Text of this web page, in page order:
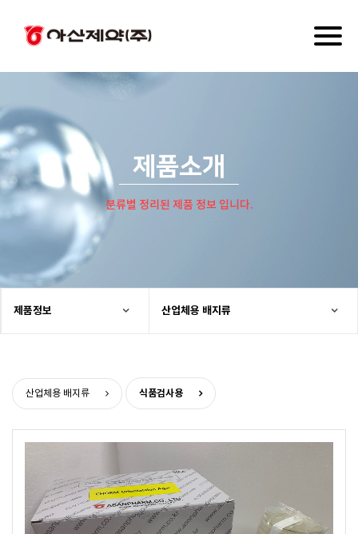
제품소개
분류별 정리된 제품 정보 입니다.
제품정보 산업체용 배지류
산업체용 배지류 식품검사용